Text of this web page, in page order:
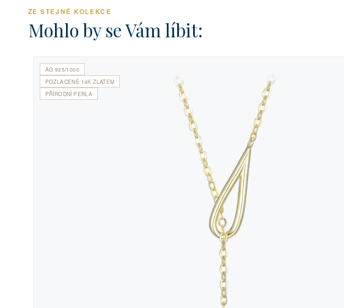
ZE STEJNÉ KOLEKCE
Mohlo by se Vám líbit:
AG 925/1000
POZLACENÉ 14K ZLATEM
PŘÍRODNÍ PERLA